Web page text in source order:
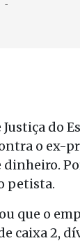
do
o ex-
petista.
que o
caixa 2,